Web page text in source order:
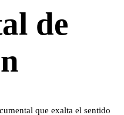
de
que exalta el sentido